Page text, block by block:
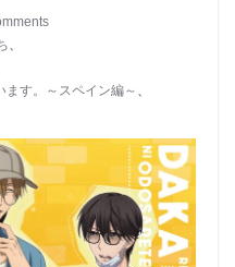
、
ます。～スペイン編～ 、